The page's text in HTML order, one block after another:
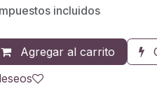
incluidos
Agregar al carrito